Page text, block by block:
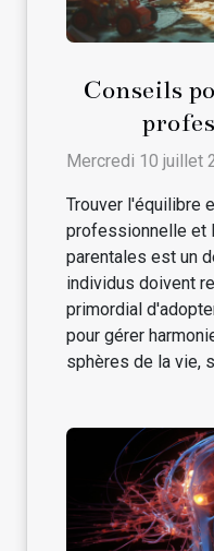
Conseils
Mercredi 10 juillet
Trouver l'équilibre
professionnelle et
parentales est un
individus doivent
primordial
pour gérer
sphères de la vie,